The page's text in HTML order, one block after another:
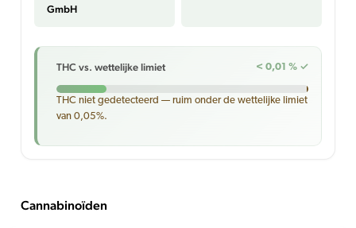
GmbH
THC vs. wettelijke limiet < 0,01 % ✓
THC niet gedetecteerd — ruim onder de wettelijke limiet
van 0,05%.
Cannabinoïden